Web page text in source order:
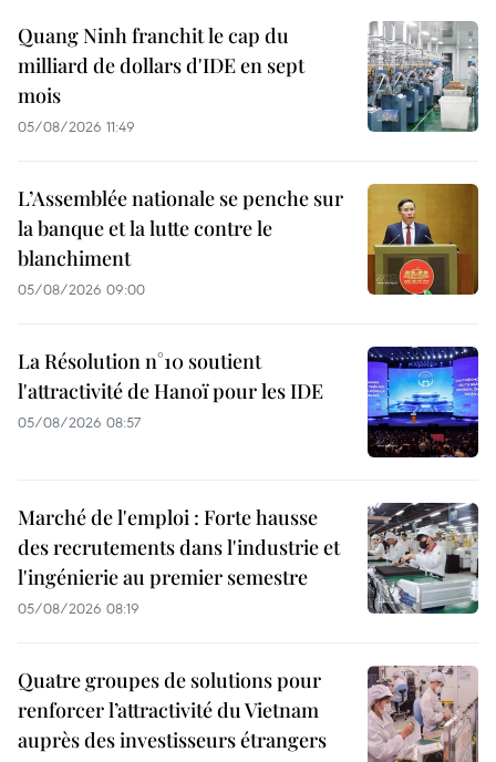
Quang Ninh franchit le cap du
milliard de dollars d'IDE en sept
mois
05/08/2026 11:49
L’Assemblée nationale se penche sur
la banque et la lutte contre le
blanchiment
05/08/2026 09:00
La Résolution n°10 soutient
l'attractivité de Hanoï pour les IDE
05/08/2026 08:57
Marché de l'emploi : Forte hausse
des recrutements dans l'industrie et
l'ingénierie au premier semestre
05/08/2026 08:19
Quatre groupes de solutions pour
renforcer l’attractivité du Vietnam
auprès des investisseurs étrangers